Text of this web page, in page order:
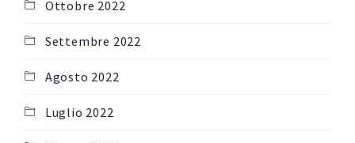
Ottobre 2022
Settembre 2022
Agosto 2022
Luglio 2022